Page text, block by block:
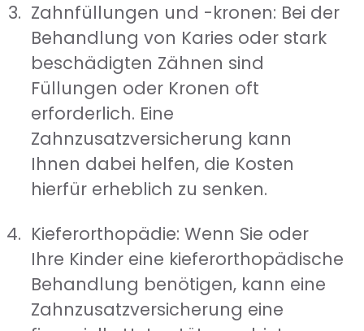
Zahnfüllungen und -kronen: Bei der
Behandlung von Karies oder stark
beschädigten Zähnen sind
Füllungen oder Kronen oft
erforderlich. Eine
Zahnzusatzversicherung kann
Ihnen dabei helfen, die Kosten
hierfür erheblich zu senken.
Kieferorthopädie: Wenn Sie oder
Ihre Kinder eine kieferorthopädische
Behandlung benötigen, kann eine
Zahnzusatzversicherung eine